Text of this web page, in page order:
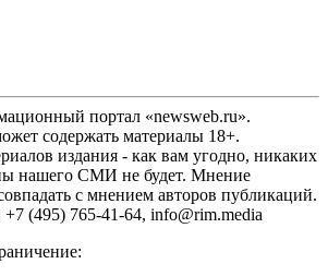
портал «newsweb.ru».
содержать материалы 18+.
издания - как вам угодно, никаких
нашего СМИ не будет. Мнение
с мнением авторов публикаций.
(495) 765-41-64, info@rim.media